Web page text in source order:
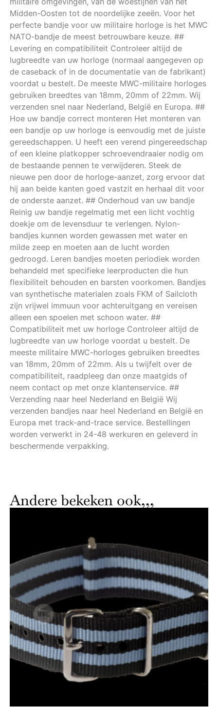
Midden-Oosten tot de noordelijke zeeën. Voor het
perfecte bandje voor uw militaire horloge is het MWC
NATO-bandje de meest betrouwbare keuze. ##
Levering en compatibiliteit Controleer altijd de
lugbreedte van uw horloge (normaal aangegeven op
de caseback of in de documentatie van de fabrikant)
voordat u bestelt. De meeste MWC-militaire horloges
gebruiken breedtes van 18mm, 20mm of 22mm. Wij
verzenden snel naar Nederland, België en Europa. ##
Hoe uw bandje correct monteren Het monteren van
een bandje op uw horloge is eenvoudig met de juiste
gereedschappen. U heeft een verend pingereedschap
of een kleine platkopper schroevendraaier nodig om
de bestaande pennen te verwijderen. Steek de
nieuwe pen door de horloge-aanzet, zorg ervoor dat
hij aan beide kanten goed vastzit en herhaal dit voor
de onderste aanzet. ## Onderhoud van uw bandje
Reinig uw bandje regelmatig met een licht vochtig
doekje om de levensduur te verlengen. Nylon-
bandjes kunnen worden gewassen met water en
milde zeep en moeten aan de lucht worden
gedroogd. Leren bandjes moeten periodiek worden
behandeld met specifieke leerproducten die hun
flexibiliteit behouden en barsten voorkomen. Bandjes
van synthetische materialen zoals FKM of Sailcloth
zijn vrijwel immuun voor achteruitgang en vereisen
alleen een spoelen met schoon water. ##
Compatibiliteit met uw horloge Controleer altijd de
lugbreedte van uw horloge voordat u bestelt. De
meeste militaire MWC-horloges gebruiken breedtes
van 18mm, 20mm of 22mm. Als u twijfelt over de
compatibiliteit, raadpleeg dan onze maatgids of
neem contact op met onze klantenservice. ##
Verzending naar heel Nederland en België Wij
verzenden bandjes naar heel Nederland en België en
Europa met track-and-trace service. Bestellingen
worden verwerkt in 24-48 werkuren en geleverd in
beschermende verpakking.
Andere bekeken ook,,,